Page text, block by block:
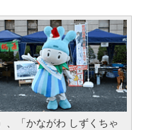
、「かながわ しずくちゃ